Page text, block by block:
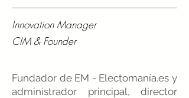
Innovation Manager
CIM & Founder
Fundador de EM - Electomanía.es y
administrador principal, director